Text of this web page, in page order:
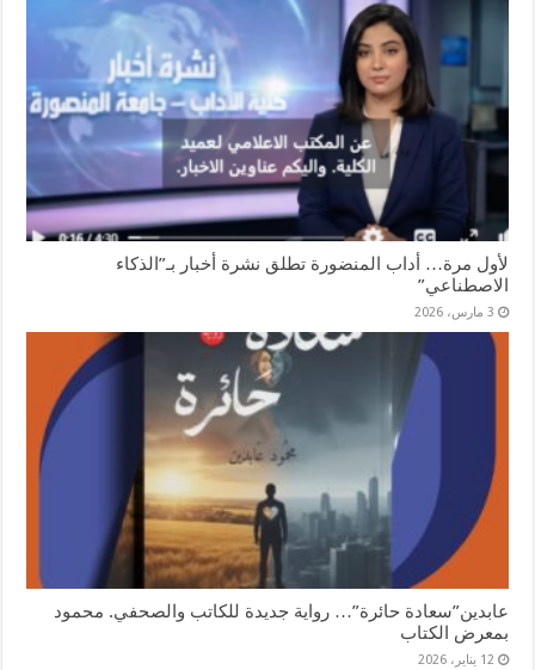
لأول مرة… أداب المنضورة تطلق نشرة أخبار بـ”الذكاء
الاصطناعي”
3 مارس، 2026
عابدين”سعادة حائرة”… رواية جديدة للكاتب والصحفي. محمود
بمعرض الكتاب
12 يناير، 2026